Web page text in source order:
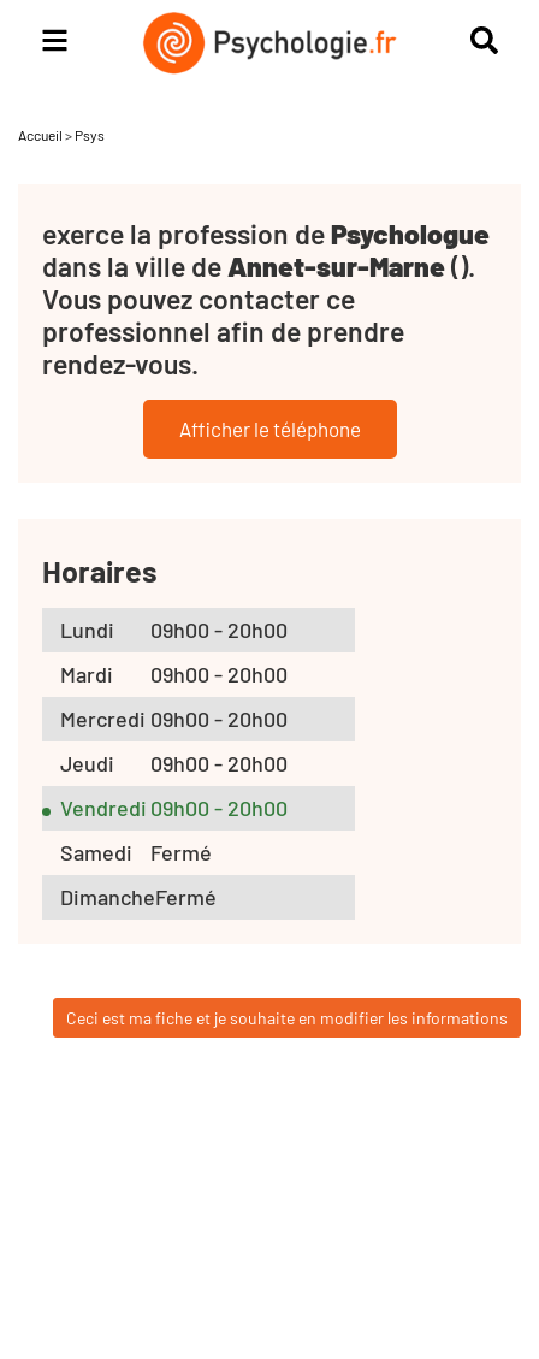
Accueil > Psys
exerce la profession dePsychologue
dans la ville deAnnet-sur-Marne().
Vous pouvez contacter ce
professionnel afin de prendre
rendez-vous.
Afficher le téléphone
Horaires
Lundi
09h00 - 20h00
Mardi
09h00 - 20h00
Mercredi 09h00 - 20h00
Jeudi
09h00 - 20h00
Vendredi 09h00 - 20h00
Samedi
Fermé
DimancheFermé
Ceci est ma fiche et je souhaite en modifier les informations